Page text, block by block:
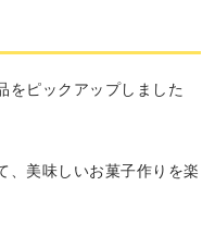
をピックアップしました
、美味しいお菓子作りを楽